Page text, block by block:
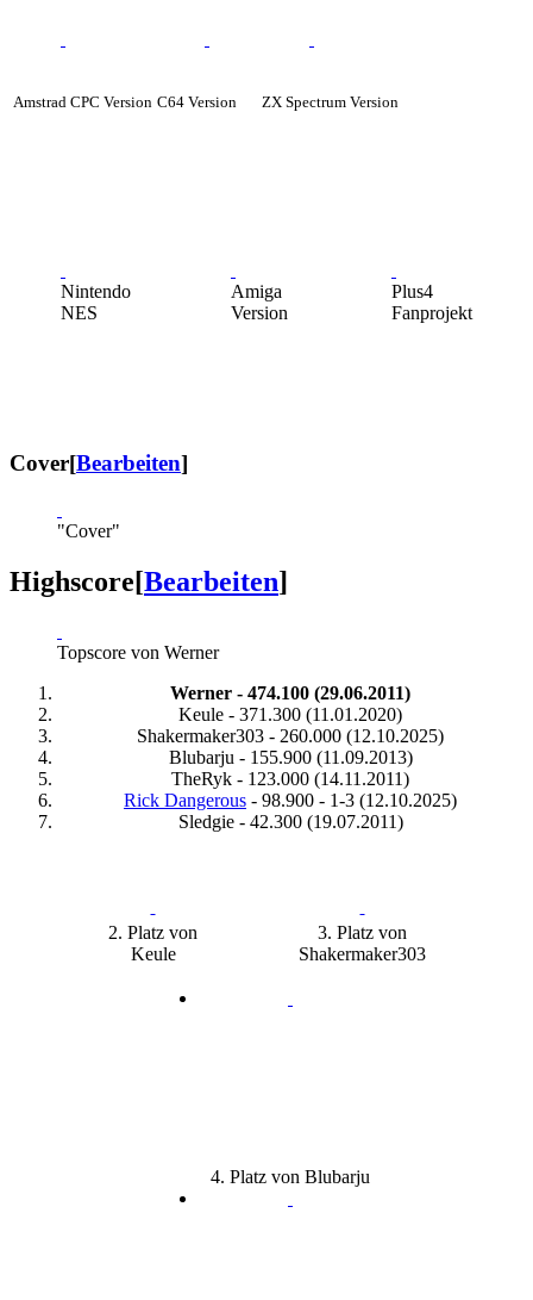
Amstrad CPC Version C64 Version ZX Spectrum Version
Nintendo
NES
Amiga
Version
Plus4
Fanprojekt
Cover[Bearbeiten]
"Cover"
Highscore[Bearbeiten]
Topscore von Werner
Werner - 474.100 (29.06.2011)
Keule - 371.300 (11.01.2020)
Shakermaker303 - 260.000 (12.10.2025)
Blubarju - 155.900 (11.09.2013)
TheRyk - 123.000 (14.11.2011)
Rick Dangerous - 98.900 - 1-3 (12.10.2025)
Sledgie - 42.300 (19.07.2011)
2. Platz von
Keule
3. Platz von
Shakermaker303
4. Platz von Blubarju